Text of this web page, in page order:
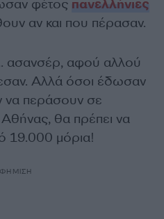
φέτος πανελλήνιες
αν και που πέρασαν.
ασανσέρ, αφού αλλού
Αλλά όσοι έδωσαν
να περάσουν σε
Αθήνας, θα πρέπει να
19.000 μόρια!